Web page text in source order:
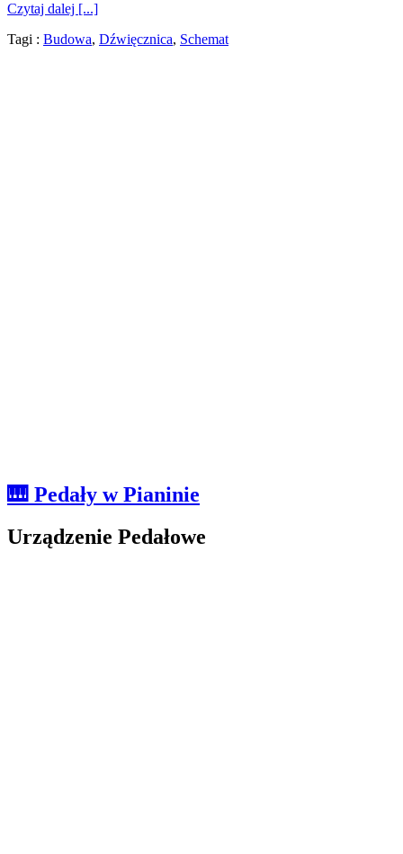
Czytaj dalej [...]
Tagi : Budowa, Dźwięcznica, Schemat
🎹 Pedały w Pianinie
Urządzenie Pedałowe